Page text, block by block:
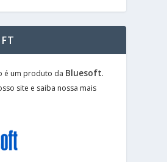
é um produto da Bluesoft.
site e saiba nossa mais